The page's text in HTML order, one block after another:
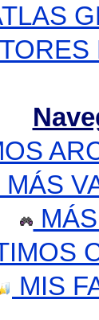
MÁS
MIS